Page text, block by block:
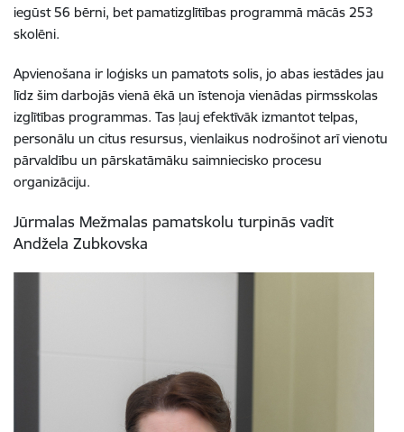
iegūst 56 bērni, bet pamatizglītības programmā mācās 253
skolēni.
Apvienošana ir loģisks un pamatots solis, jo abas iestādes jau
līdz šim darbojās vienā ēkā un īstenoja vienādas pirmsskolas
izglītības programmas. Tas ļauj efektīvāk izmantot telpas,
personālu un citus resursus, vienlaikus nodrošinot arī vienotu
pārvaldību un pārskatāmāku saimniecisko procesu
organizāciju.
Jūrmalas Mežmalas pamatskolu turpinās vadīt
Andžela Zubkovska